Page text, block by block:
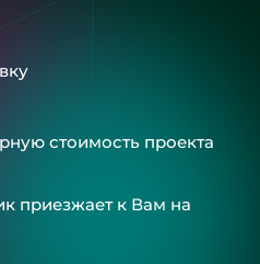
стоимость проекта
приезжает к Вам на